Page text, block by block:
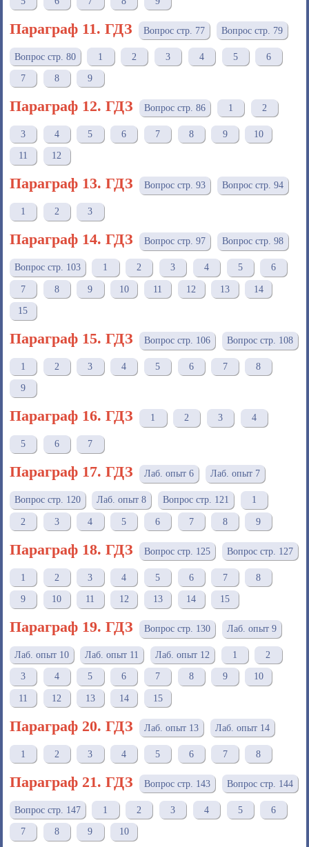
Параграф 11. ГДЗ Вопрос стр. 77 Вопрос стр. 79
Вопрос стр. 80 1 2 3 4 5 6
7 8 9
Параграф 12. ГДЗ Вопрос стр. 86 1 2
3 4 5 6 7 8 9 10
11 12
Параграф 13. ГДЗ Вопрос стр. 93 Вопрос стр. 94
1 2 3
Параграф 14. ГДЗ Вопрос стр. 97 Вопрос стр. 98
Вопрос стр. 103 1 2 3 4 5 6
7 8 9 10 11 12 13 14
15
Параграф 15. ГДЗ Вопрос стр. 106 Вопрос стр. 108
1 2 3 4 5 6 7 8
9
Параграф 16. ГДЗ 1 2 3 4
5 6 7
Параграф 17. ГДЗ Лаб. опыт 6 Лаб. опыт 7
Вопрос стр. 120 Лаб. опыт 8 Вопрос стр. 121 1
2 3 4 5 6 7 8 9
Параграф 18. ГДЗ Вопрос стр. 125 Вопрос стр. 127
1 2 3 4 5 6 7 8
9 10 11 12 13 14 15
Параграф 19. ГДЗ Вопрос стр. 130 Лаб. опыт 9
Лаб. опыт 10 Лаб. опыт 11 Лаб. опыт 12 1 2
3 4 5 6 7 8 9 10
11 12 13 14 15
Параграф 20. ГДЗ Лаб. опыт 13 Лаб. опыт 14
1 2 3 4 5 6 7 8
Параграф 21. ГДЗ Вопрос стр. 143 Вопрос стр. 144
Вопрос стр. 147 1 2 3 4 5 6
7 8 9 10